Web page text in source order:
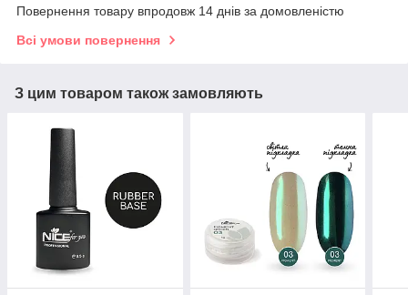
Повернення товару впродовж 14 днів за домовленістю
Всі умови повернення
З цим товаром також замовляють